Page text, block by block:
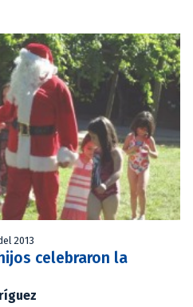
2013
celebraron la